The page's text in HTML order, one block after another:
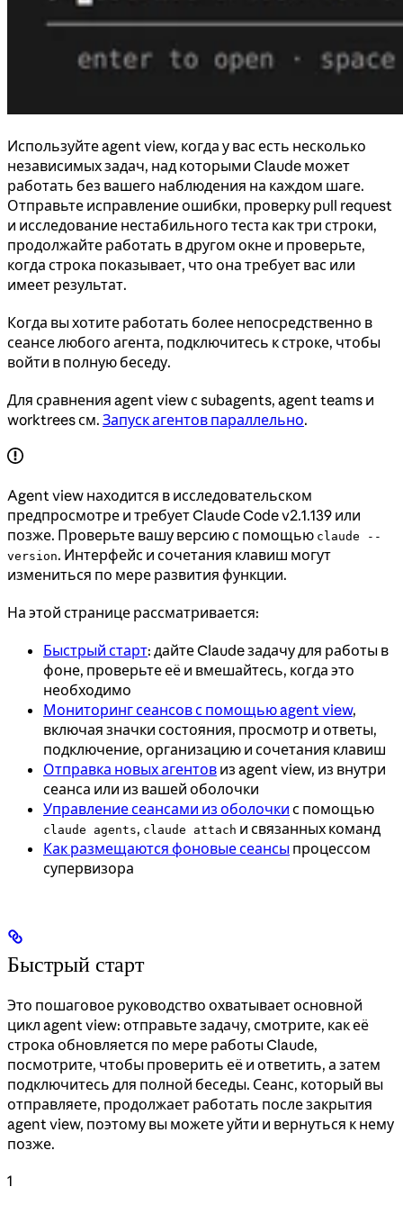
Используйте agent view, когда у вас есть несколько
независимых задач, над которыми Claude может
работать без вашего наблюдения на каждом шаге.
Отправьте исправление ошибки, проверку pull request
и исследование нестабильного теста как три строки,
продолжайте работать в другом окне и проверьте,
когда строка показывает, что она требует вас или
имеет результат.
Когда вы хотите работать более непосредственно в
сеансе любого агента, подключитесь к строке, чтобы
войти в полную беседу.
Для сравнения agent view с subagents, agent teams и
worktrees см. Запуск агентов параллельно.
Agent view находится в исследовательском
предпросмотре и требует Claude Code v2.1.139 или
позже. Проверьте вашу версию с помощью claude --
version. Интерфейс и сочетания клавиш могут
измениться по мере развития функции.
На этой странице рассматривается:
Быстрый старт: дайте Claude задачу для работы в
фоне, проверьте её и вмешайтесь, когда это
необходимо
Мониторинг сеансов с помощью agent view,
включая значки состояния, просмотр и ответы,
подключение, организацию и сочетания клавиш
Отправка новых агентов из agent view, из внутри
сеанса или из вашей оболочки
Управление сеансами из оболочки с помощью
claude agents, claude attach и связанных команд
Как размещаются фоновые сеансы процессом
супервизора
Быстрый старт
Это пошаговое руководство охватывает основной
цикл agent view: отправьте задачу, смотрите, как её
строка обновляется по мере работы Claude,
посмотрите, чтобы проверить её и ответить, а затем
подключитесь для полной беседы. Сеанс, который вы
отправляете, продолжает работать после закрытия
agent view, поэтому вы можете уйти и вернуться к нему
позже.
1